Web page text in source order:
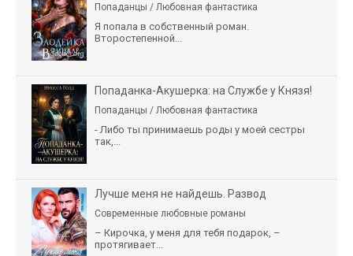
Попаданцы / Любовная фантастика
Я попала в собственный роман.
Второстепенной...
Попаданка-Акушерка: на Службе у Князя!
Попаданцы / Любовная фантастика
- Либо ты принимаешь роды у моей сестры
так,...
Лучше меня не найдешь. Развод
Современные любовные романы
– Кирочка, у меня для тебя подарок, –
протягивает...